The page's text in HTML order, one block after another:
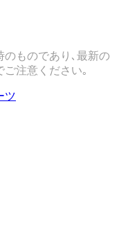
ものであり､最新の
注意ください｡
ツ